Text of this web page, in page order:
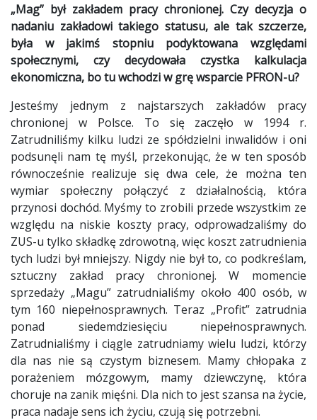
„Mag” był zakładem pracy chronionej. Czy decyzja o
nadaniu zakładowi takiego statusu, ale tak szczerze,
była w jakimś stopniu podyktowana względami
społecznymi, czy decydowała czystka kalkulacja
ekonomiczna, bo tu wchodzi w grę wsparcie PFRON-u?
Jesteśmy jednym z najstarszych zakładów pracy
chronionej w Polsce. To się zaczęło w 1994 r.
Zatrudniliśmy kilku ludzi ze spółdzielni inwalidów i oni
podsunęli nam tę myśl, przekonując, że w ten sposób
równocześnie realizuje się dwa cele, że można ten
wymiar społeczny połączyć z działalnością, która
przynosi dochód. Myśmy to zrobili przede wszystkim ze
względu na niskie koszty pracy, odprowadzaliśmy do
ZUS-u tylko składkę zdrowotną, więc koszt zatrudnienia
tych ludzi był mniejszy. Nigdy nie był to, co podkreślam,
sztuczny zakład pracy chronionej. W momencie
sprzedaży „Magu” zatrudnialiśmy około 400 osób, w
tym 160 niepełnosprawnych. Teraz „Profit” zatrudnia
ponad siedemdziesięciu niepełnosprawnych.
Zatrudnialiśmy i ciągle zatrudniamy wielu ludzi, którzy
dla nas nie są czystym biznesem. Mamy chłopaka z
porażeniem mózgowym, mamy dziewczynę, która
choruje na zanik mięśni. Dla nich to jest szansa na życie,
praca nadaje sens ich życiu, czują się potrzebni.